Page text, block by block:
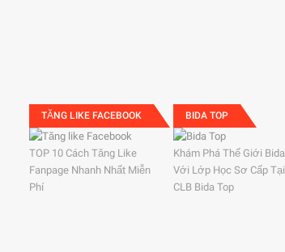
TĂNG LIKE FACEBOOK
TOP 10 Cách Tăng Like
Fanpage Nhanh Nhất Miễn
Phí
BIDA TOP
Khám Phá Thế Giới Bida
Với Lớp Học Sơ Cấp Tại
CLB Bida Top